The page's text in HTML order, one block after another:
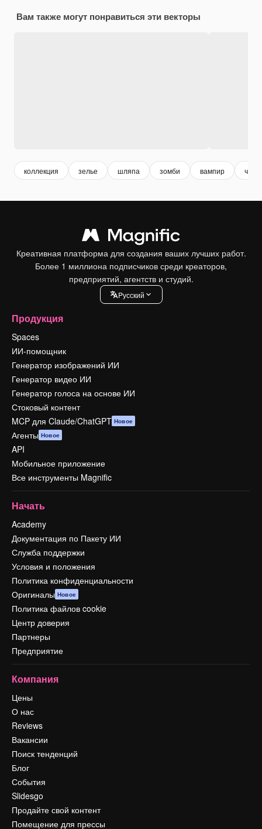
Вам также могут понравиться эти векторы
коллекция зелье шляпа зомби вампир
Креативная платформа для создания ваших лучших работ.
Более 1 миллиона подписчиков среди креаторов,
предприятий, агентств и студий.
Pусский
Продукция
Spaces
ИИ-помощник
Генератор изображений ИИ
Генератор видео ИИ
Генератор голоса на основе ИИ
Стоковый контент
MCP для Claude/ChatGPT Новое
Агенты Новое
API
Мобильное приложение
Все инструменты Magnific
Начать
Academy
Документация по Пакету ИИ
Служба поддержки
Условия и положения
Политика конфиденциальности
Оригиналы Новое
Политика файлов cookie
Центр доверия
Партнеры
Предприятие
Компания
Цены
О нас
Reviews
Вакансии
Поиск тенденций
Блог
События
Slidesgo
Продайте свой контент
Помещение для прессы